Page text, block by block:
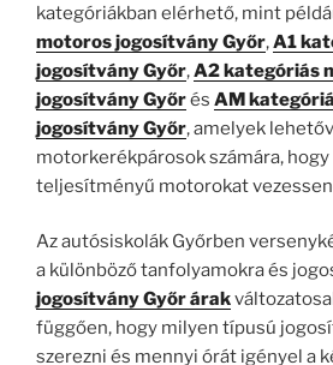
kategóriákban elérhető, mint
motoros jogosítvány Győr,A1
jogosítvány Győr,A2 kategóriás
jogosítvány Győrés AM
jogosítvány Győr, amelyek
motorkerékpárosok számára,
teljesítményű motorokat
Az autósiskolák Győrben
a különböző tanfolyamokra és
jogosítvány Győr árak
függően, hogy milyen típusú
szerezni és mennyi órát igényel a